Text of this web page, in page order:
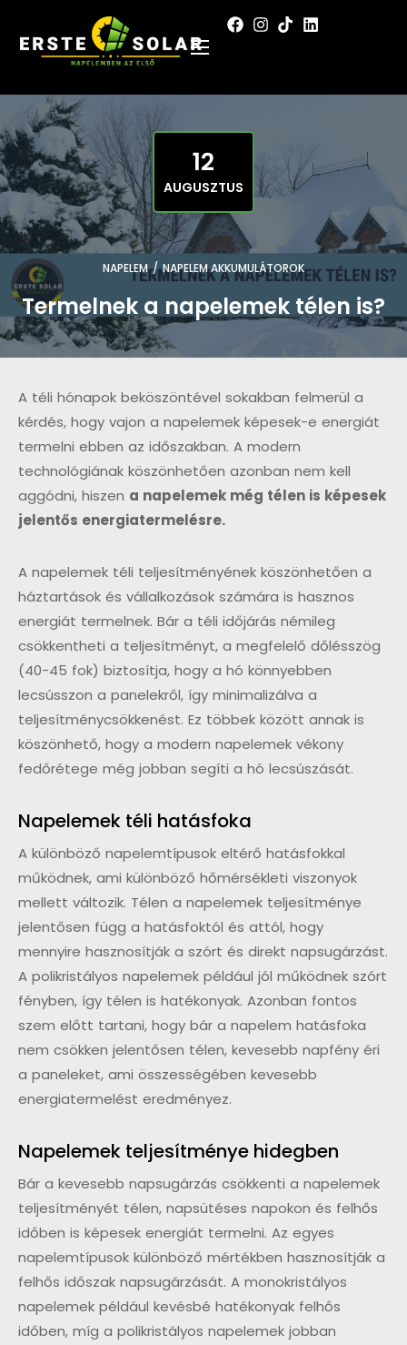
12
AUGUSZTUS
NAPELEM / NAPELEM AKKUMULÁTOROK
Termelnek a napelemek télen is?
A téli hónapok beköszöntével sokakban felmerül a
kérdés, hogy vajon a napelemek képesek-e energiát
termelni ebben az időszakban. A modern
technológiának köszönhetően azonban nem kell
aggódni, hiszen a napelemek még télen is képesek
jelentős energiatermelésre.
A napelemek téli teljesítményének köszönhetően a
háztartások és vállalkozások számára is hasznos
energiát termelnek. Bár a téli időjárás némileg
csökkentheti a teljesítményt, a megfelelő dőlésszög
(40-45 fok) biztosítja, hogy a hó könnyebben
lecsússzon a panelekről, így minimalizálva a
teljesítménycsökkenést. Ez többek között annak is
köszönhető, hogy a modern napelemek vékony
fedőrétege még jobban segíti a hó lecsúszását.
Napelemek téli hatásfoka
A különböző napelemtípusok eltérő hatásfokkal
működnek, ami különböző hőmérsékleti viszonyok
mellett változik. Télen a napelemek teljesítménye
jelentősen függ a hatásfoktól és attól, hogy
mennyire hasznosítják a szórt és direkt napsugárzást.
A polikristályos napelemek például jól működnek szórt
fényben, így télen is hatékonyak. Azonban fontos
szem előtt tartani, hogy bár a napelem hatásfoka
nem csökken jelentősen télen, kevesebb napfény éri
a paneleket, ami összességében kevesebb
energiatermelést eredményez.
Napelemek teljesítménye hidegben
Bár a kevesebb napsugárzás csökkenti a napelemek
teljesítményét télen, napsütéses napokon és felhős
időben is képesek energiát termelni. Az egyes
napelemtípusok különböző mértékben hasznosítják a
felhős időszak napsugárzását. A monokristályos
napelemek például kevésbé hatékonyak felhős
időben, míg a polikristályos napelemek jobban